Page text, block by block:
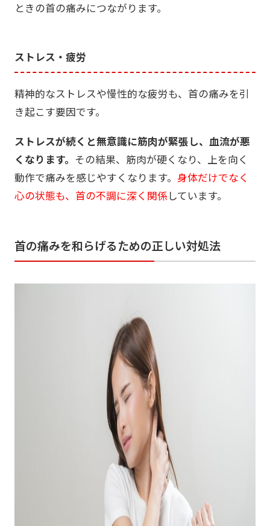
ときの首の痛みにつながります。
ストレス・疲労
精神的なストレスや慢性的な疲労も、首の痛みを引
き起こす要因です。
ストレスが続くと無意識に筋肉が緊張し、血流が悪
くなります。 その結果、筋肉が硬くなり、上を向く
動作で痛みを感じやすくなります。 身体だけでなく
心の状態も、首の不調に深く関係しています。
首の痛みを和らげるための正しい対処法